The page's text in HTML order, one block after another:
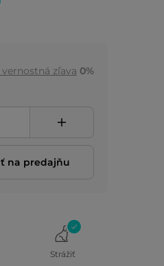
vernostná zľava 0%
na predajňu
Strážiť